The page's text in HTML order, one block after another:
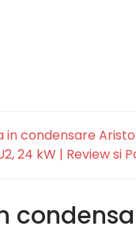
condensare
24 kW | Review si